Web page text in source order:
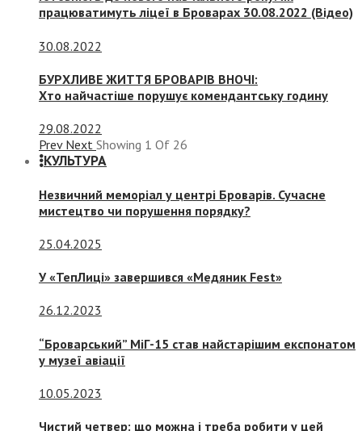
працюватимуть ліцеї в Броварах 30.08.2022 (Відео)
30.08.2022
БУРХЛИВЕ ЖИТТЯ БРОВАРІВ ВНОЧІ:
Хто найчастіше порушує комендантську годину
29.08.2022
Prev Next Showing 1 Of 26
КУЛЬТУРА
Незвичний меморіал у центрі Броварів. Сучасне
мистецтво чи порушення порядку?
25.04.2025
У «ТепЛиці» завершився «Медяник Fest»
26.12.2023
“Броварський” МіГ-15 став найстарішим експонатом
у музеї авіації
10.05.2023
Чистий четвер: що можна і треба робити у цей